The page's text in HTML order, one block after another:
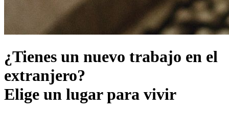
¿Tienes un nuevo trabajo en el
extranjero?
Elige un lugar para vivir